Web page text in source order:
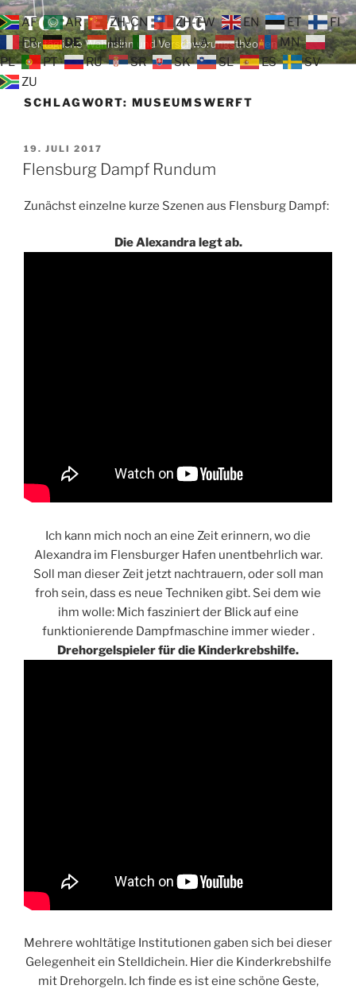
Zum
Inhalt
springen
TOP TEAM BLOG
Der tägliche Wahnsinn und Verschwörungstheorien
SCHLAGWORT: MUSEUMSWERFT
VERÖFFENTLICHT
AM
19. JULI 2017
Flensburg Dampf Rundum
Zunächst einzelne kurze Szenen aus Flensburg Dampf:
Die Alexandra legt ab.
Ich kann mich noch an eine Zeit erinnern, wo die
Alexandra im Flensburger Hafen unentbehrlich war.
Soll man dieser Zeit jetzt nachtrauern, oder soll man
froh sein, dass es neue Techniken gibt. Sei dem wie
ihm wolle: Mich fasziniert der Blick auf eine
funktionierende Dampfmaschine immer wieder .
Drehorgelspieler für die Kinderkrebshilfe.
Mehrere wohltätige Institutionen gaben sich bei dieser
Gelegenheit ein Stelldichein. Hier die Kinderkrebshilfe
mit Drehorgeln. Ich finde es ist eine schöne Geste,
AF AR ZH-CN ZH-TW EN ET
FI
FR
DE HU IT LA LV
MN
PL
PT RU SR SK SL ES
SV
ZU